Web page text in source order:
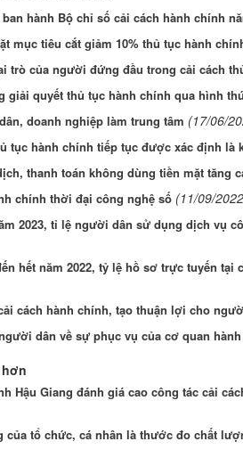
hành Bộ chỉ số cải cách hành chính
mục tiêu cắt giảm 10% thủ tục hành
trò của người đứng đầu trong cải cách
giải quyết thủ tục hành chính qua hình
doanh nghiệp làm trung tâm (17/06/
tục hành chính tiếp tục được xác định là
thanh toán không dùng tiền mặt tăng
chính thời đại công nghệ số (11/09/
2023, tỉ lệ người dân sử dụng dịch vụ
hết năm 2022, tỷ lệ hồ sơ trực tuyến tại
cách hành chính, tạo thuận lợi cho
dân về sự phục vụ của cơ quan
Hậu Giang đánh giá cao công tác cải
của tổ chức, cá nhân là thước đo chất